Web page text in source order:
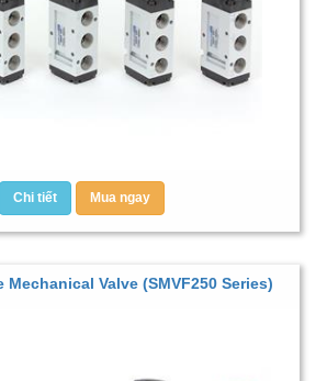
Chi tiết Mua ngay
Valve (SMVF250 Series)